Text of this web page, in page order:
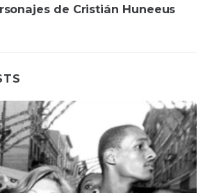
de Cristián Huneeus